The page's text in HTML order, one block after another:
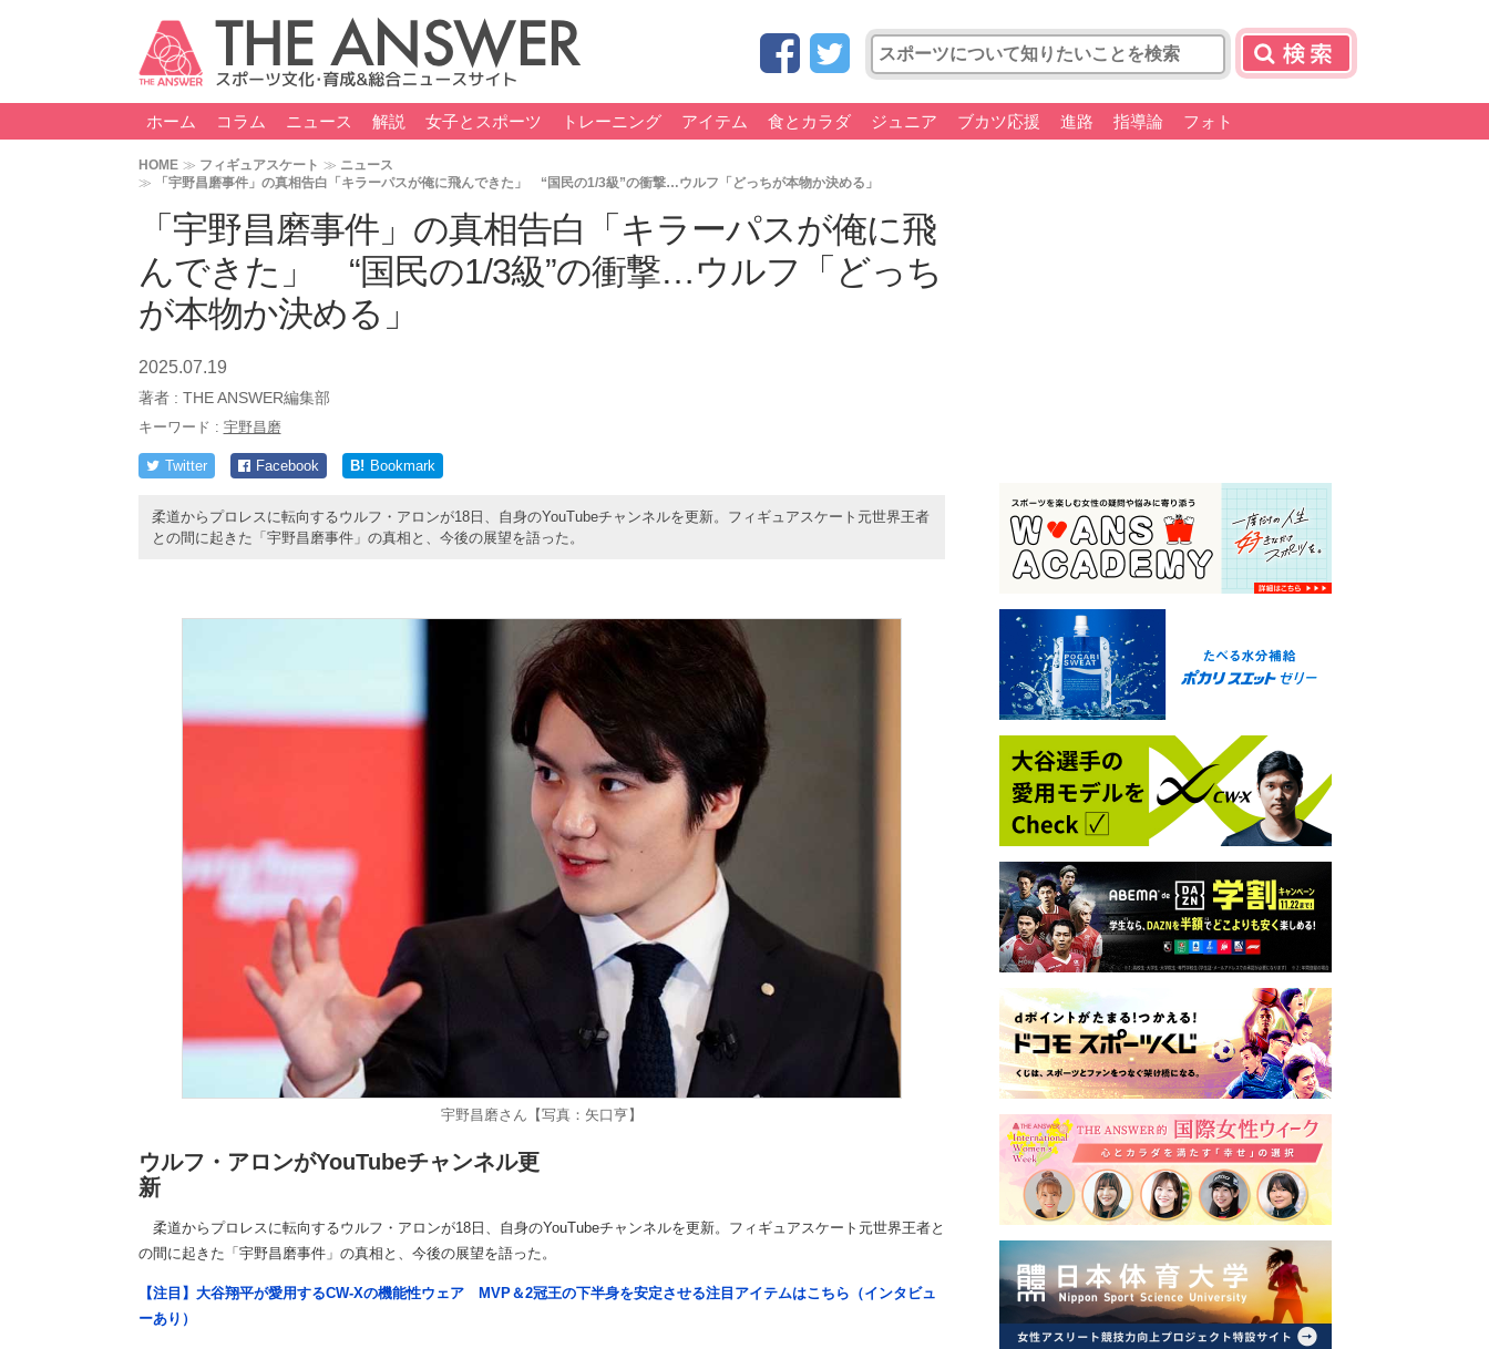
ホーム コラム ニュース 解説 女子とスポーツ トレーニング アイテム 食とカラダ ジュニア ブカツ応援 進路 指導論 フォト
HOME フィギュアスケート
ニュース
「宇野昌磨事件」の真相告白「キラーパスが俺に飛んできた」 “国民の1/3級”の衝撃…ウルフ「どっちが本物か決める」
「宇野昌磨事件」の真相告白「キラーパスが俺に飛
んできた」 “国民の1/3級”の衝撃…ウルフ「どっち
が本物か決める」
2025.07.19
著者 : THE ANSWER編集部
キーワード : 宇野昌磨
Twitter Facebook B! Bookmark
柔道からプロレスに転向するウルフ・アロンが18日、自身のYouTubeチャンネルを更新。フィギュアスケート元世界王者
との間に起きた「宇野昌磨事件」の真相と、今後の展望を語った。
宇野昌磨さん【写真：矢口亨】
ウルフ・アロンがYouTubeチャンネル更
新
柔道からプロレスに転向するウルフ・アロンが18日、自身のYouTubeチャンネルを更新。フィギュアスケート元世界王者と
の間に起きた「宇野昌磨事件」の真相と、今後の展望を語った。
【注目】大谷翔平が愛用するCW-Xの機能性ウェア MVP＆2冠王の下半身を安定させる注目アイテムはこちら（インタビュ
ーあり）